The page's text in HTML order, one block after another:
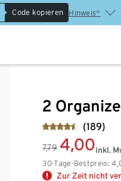
Code kopieren Hinweis*
2
(189)
7,79 4,00
30-Tage-Bestpreis:
inkl.
Zur Zeit nicht